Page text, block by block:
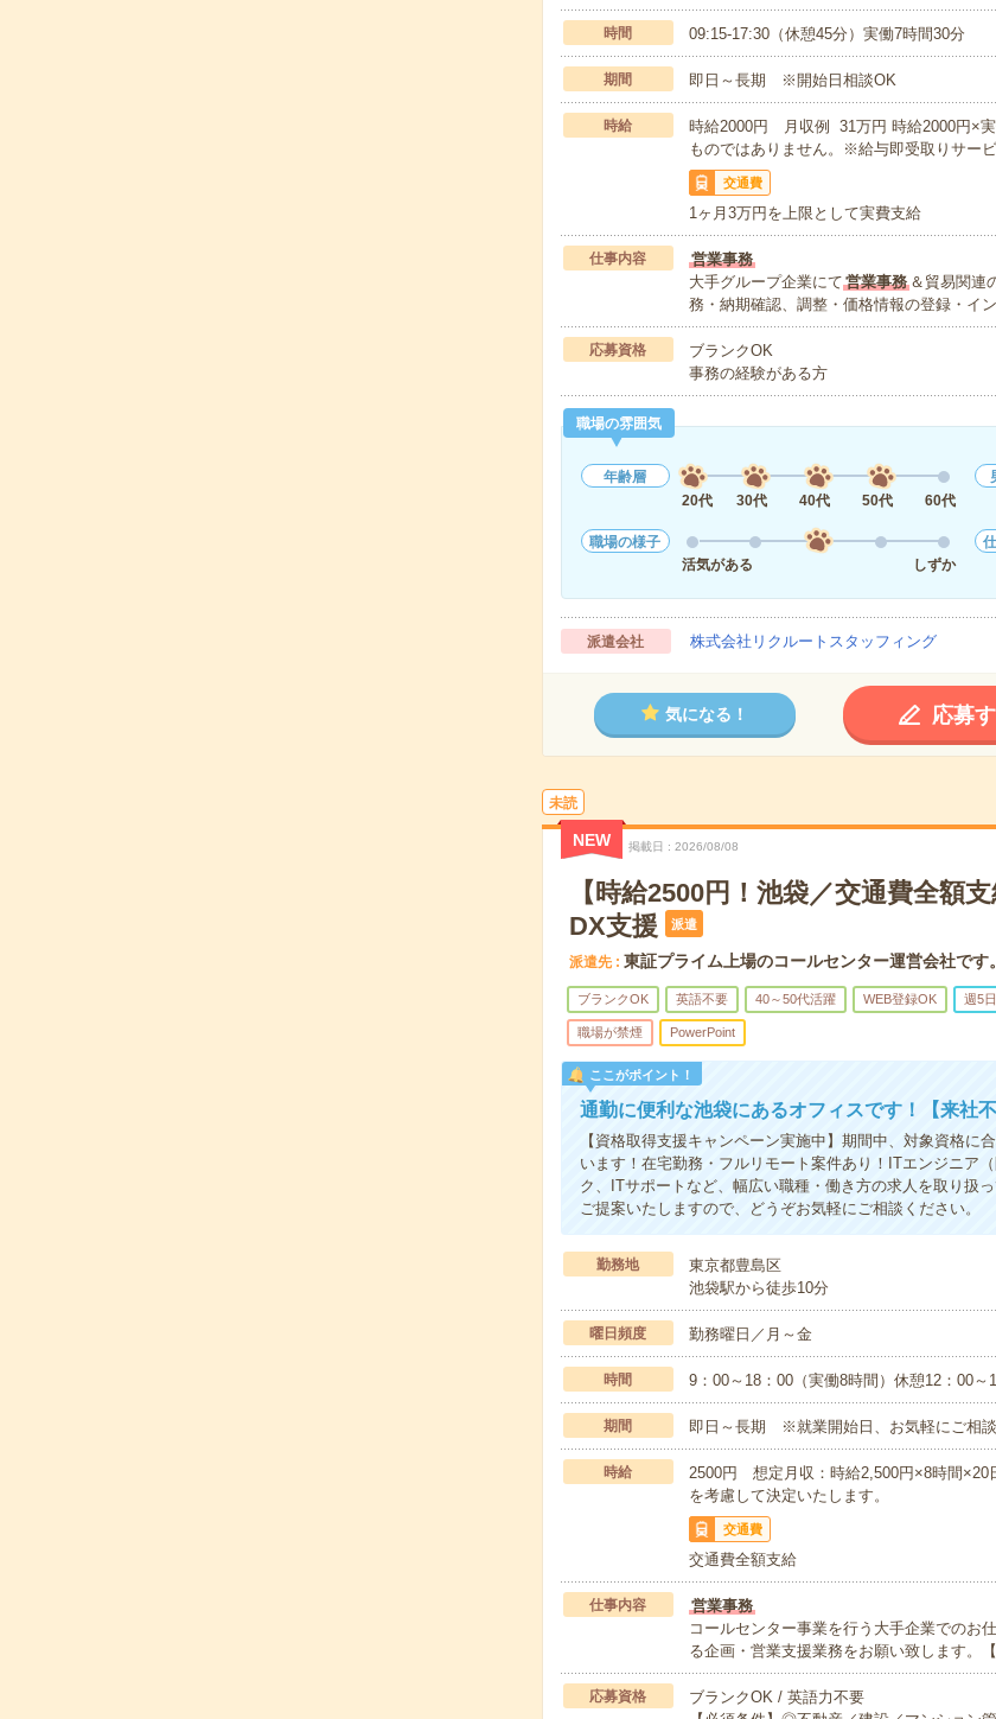
時間 09:15-17:30（休憩45分）実働7時間30分
期間 即日～長期 ※開始日相談OK
時給
時給2000円 月収例 31万円 時給2000円×
ものではありません。※給与即受取りサー
交通費
1ヶ月3万円を上限として実費支給
仕事内容
営業事務
大手グループ企業にて営業事務＆貿易関連
務・納期確認、調整・価格情報の登録・イ
応募資格
ブランクOK
事務の経験がある方
職場の雰囲気
年齢層
20代
30代 40代 50代 60代
職場の様子
活気がある
しずか
派遣会社 株式会社リクルートスタッフィング
気になる！ 応募
未読
NEW 掲載日 2026/08/08
【時給2500円！池袋／交通費全額
DX支援
派遣
派遣先 東証プライム上場のコールセンター運営会社です。
ブランクOK 英語不要 40～50代活躍 WEB登録OK 週5
職場が禁煙 PowerPoint
ここがポイント！
通勤に便利な池袋にあるオフィスです！【来社
【資格取得支援キャンペーン実施中】期間中、対象資格に
います！在宅勤務・フルリモート案件あり！ITエンジニア
ク、ITサポートなど、幅広い職種・働き方の求人を取り扱
ご提案いたしますので、どうぞお気軽にご相談ください。
勤務地
東京都豊島区
池袋駅から徒歩10分
曜日頻度 勤務曜日／月～金
時間 9：00～18：00（実働8時間）休憩12：00～
期間 即日～長期 ※就業開始日、お気軽にご相談
時給
2500円 想定月収：時給2,500円×8時間
を考慮して決定いたします。
交通費
交通費全額支給
仕事内容
営業事務
コールセンター事業を行う大手企業でのお
る企画・営業支援業務をお願い致します。
応募資格
ブランクOK / 英語力不要